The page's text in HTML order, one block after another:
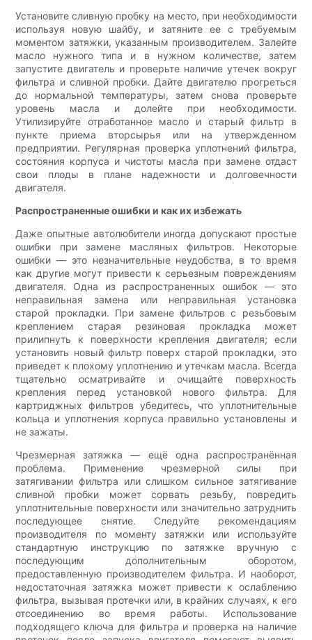
Установите сливную пробку на место, при необходимости
используя новую шайбу, и затяните ее с требуемым
моментом затяжки, указанным производителем. Залейте
масло нужного типа и в нужном количестве, затем
запустите двигатель и проверьте наличие утечек вокруг
фильтра и сливной пробки. Дайте двигателю прогреться
до нормальной температуры, затем снова проверьте
уровень масла и долейте при необходимости.
Утилизируйте отработанное масло и старый фильтр в
пункте приема вторсырья или на утвержденном
предприятии. Регулярная проверка уплотнений фильтра,
состояния корпуса и чистоты масла при замене отдаст
свои плоды в плане надежности и долговечности
двигателя.
Распространенные ошибки и как их избежать
Даже опытные автолюбители иногда допускают простые
ошибки при замене масляных фильтров. Некоторые
ошибки — это незначительные неудобства, в то время
как другие могут привести к серьезным повреждениям
двигателя. Одна из распространенных ошибок — это
неправильная замена или неправильная установка
старой прокладки. При замене фильтров с резьбовым
креплением старая резиновая прокладка может
прилипнуть к поверхности крепления двигателя; если
установить новый фильтр поверх старой прокладки, это
приведет к плохому уплотнению и утечкам масла. Всегда
тщательно осматривайте и очищайте поверхность
крепления перед установкой нового фильтра. Для
картриджных фильтров убедитесь, что уплотнительные
кольца и уплотнения корпуса правильно установлены и
не зажаты.
Чрезмерная затяжка — ещё одна распространённая
проблема. Применение чрезмерной силы при
затягивании фильтра или слишком сильное затягивание
сливной пробки может сорвать резьбу, повредить
уплотнительные поверхности или значительно затруднить
последующее снятие. Следуйте рекомендациям
производителя по моменту затяжки или используйте
стандартную инструкцию по затяжке вручную с
последующим дополнительным оборотом,
предоставленную производителем фильтра. И наоборот,
недостаточная затяжка может привести к ослаблению
фильтра, вызывая протечки или, в крайних случаях, к его
отсоединению во время работы. Использование
подходящего ключа для фильтра и проверка на наличие